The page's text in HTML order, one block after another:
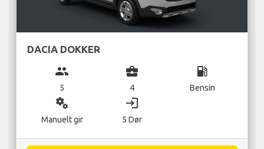
DACIA DOKKER
group
5
business_center
4
local_gas_station
Bensin
miscellaneous_services
Manuelt gir
login
5 Dør